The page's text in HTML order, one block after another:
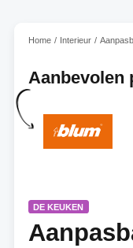
Home Interieur
Aanbevolen
DE KEUKEN